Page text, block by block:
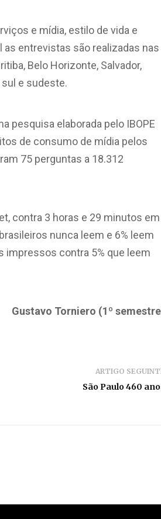
e mídia, estilo de vida e
entrevistas são realizadas nas
Belo Horizonte, Salvador,
sul e sudeste.
pesquisa elaborada pelo IBOPE
de consumo de mídia pelos
75 perguntas a 18.312
contra 3 horas e 29 minutos em
nunca leem e 6% leem
impressos contra 5% que leem
Gustavo Torniero (1º
ARTIGO
São Paulo 460